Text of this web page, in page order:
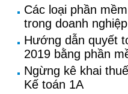
Các loại phần
trong doanh
Hướng dẫn quyết
2019 bằng phần
Ngừng kê khai
Kế toán 1A